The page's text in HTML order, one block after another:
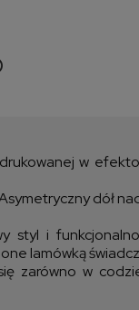
w
dół
styl i
lamówką
zarówno w